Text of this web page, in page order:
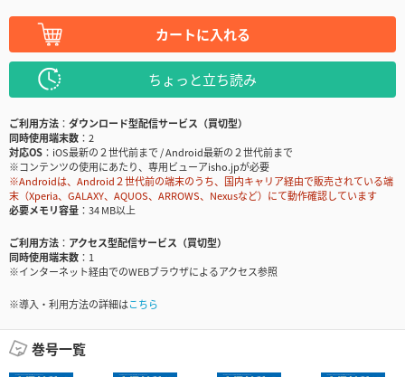
カートに入れる
ちょっと立ち読み
ご利用方法
ダウンロード型配信サービス（買切型）
同時使用端末数
2
対応OS
iOS最新の２世代前まで / Android最新の２世代前まで
※コンテンツの使用にあたり、専用ビューアisho.jpが必要
※Androidは、Android２世代前の端末のうち、国内キャリア経由で販売されている端
末（Xperia、GALAXY、AQUOS、ARROWS、Nexusなど）にて動作確認しています
必要メモリ容量
34 MB以上
ご利用方法
アクセス型配信サービス（買切型）
同時使用端末数
1
※インターネット経由でのWEBブラウザによるアクセス参照
※導入・利用方法の詳細はこちら
巻号一覧